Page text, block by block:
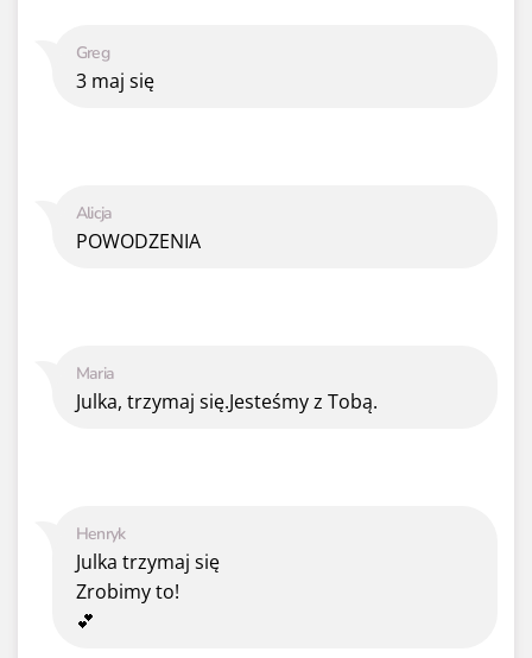
Henryk
Julka trzymaj się
Zrobimy to!
💕
Maria
Julka, trzymaj się.Jesteśmy z Tobą.
Alicja
POWODZENIA
Greg
3 maj się